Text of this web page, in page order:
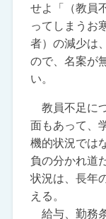
せよ「（教員
ってしまうお
者）の減少は
ので、名案が
い。
教員不足に
面もあって、
機的状況では
負の分かれ道
状況は、長年
える。
給与、勤務